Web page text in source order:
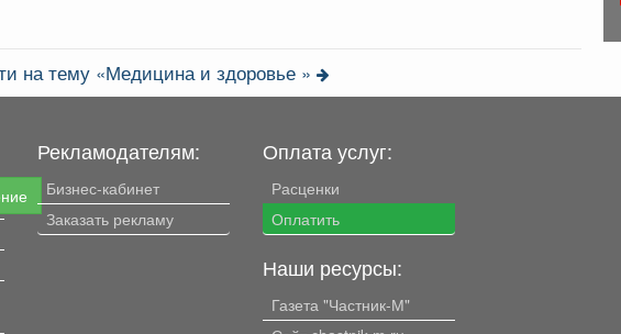
на тему «Медицина и здоровье »
Рекламодателям:
Бизнес-кабинет
Заказать рекламу
Оплата услуг:
Расценки
Оплатить
Наши ресурсы:
Газета "Частник-М"